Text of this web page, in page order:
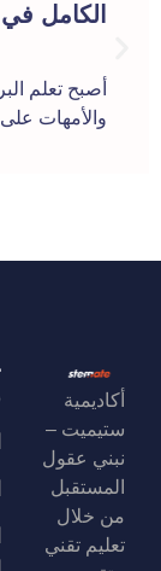
الكامل في 2026
أصبح تعلم
والأمهات على
أكاديمية
ستيميت –
نبني عقول
المستقبل
من خلال
تعليم تقني